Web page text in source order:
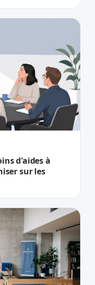
d'aides à
sur les